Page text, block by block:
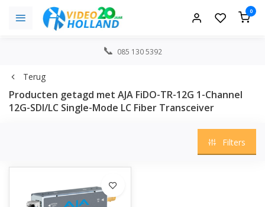
0
085 130 5392
Terug
Producten getagd met AJA FiDO-TR-12G 1-Channel
12G-SDI/LC Single-Mode LC Fiber Transceiver
Filters